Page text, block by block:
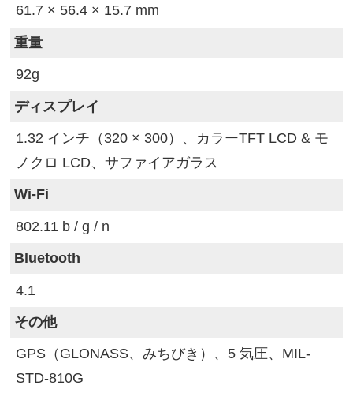
61.7 × 56.4 × 15.7 mm
重量
92g
ディスプレイ
1.32 インチ（320 × 300）、カラーTFT LCD & モ
ノクロ LCD、サファイアガラス
Wi-Fi
802.11 b / g / n
Bluetooth
4.1
その他
GPS（GLONASS、みちびき）、5 気圧、MIL-
STD-810G